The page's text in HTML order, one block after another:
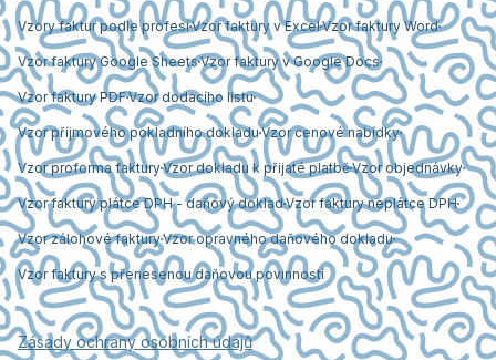
Vzory faktur podle profesíVzor faktury v ExcelVzor faktury Word
Vzor faktury Google SheetsVzor faktury v Google Docs
Vzor faktury PDFVzor dodacího listu
Vzor příjmového pokladního dokladu Vzor cenové nabídky
Vzor proforma fakturyVzor dokladu k přijaté platběVzor objednávky
Vzor faktury plátce DPH - daňový dokladVzor faktury neplátce DPH
Vzor zálohové fakturyVzor opravného daňového dokladu
Vzor faktury s přenesenou daňovou povinností
Zásady ochrany osobních údajů